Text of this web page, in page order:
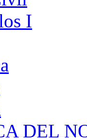
I
DEL